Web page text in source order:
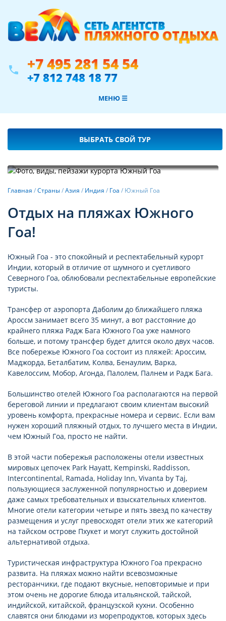
phone +7 495 281 54 54
+7 812 748 18 77
МЕНЮ ☰
ВЫБРАТЬ СВОЙ ТУР
Фотогалерея
Главная /Страны/Азия / Индия / Гоа / Южный Гоа
Отдых на пляжах Южного
Гоа!
Южный Гоа - это спокойный и респектабельный курорт
Индии, который в отличие от шумного и суетливого
Северного Гоа, облюбовали респектабельные европейские
туристы.
Трансфер от аэропорта Даболим до ближайшего пляжа
Ароссм занимает всего 35 минут, а вот расстояние до
крайнего пляжа Радж Бага Южного Гоа уже намного
больше, и потому трансфер будет длится около двух часов.
Все побережье Южного Гоа состоит из пляжей: Ароссим,
Маджорда, Беталбатим, Колва, Бенаулим, Варка,
Кавелоссим, Мобор, Агонда, Палолем, Палнем и Радж Бага.
Большинство отелей Южного Гоа располагаются на первой
береговой линии и предлагают своим клиентам высокий
уровень комфорта, прекрасные номера и сервис. Если вам
нужен хороший пляжный отдых, то лучшего места в Индии,
чем Южный Гоа, просто не найти.
В этой части побережья расположены отели известных
мировых цепочек Park Hayatt, Kempinski, Raddisson,
Intercontinental, Ramada, Holiday Inn, Vivanta by Taj,
пользующиеся заслуженной популярностью и доверием
даже самых требовательных и взыскательных клиентов.
Многие отели категории четыре и пять звезд по качеству
размещения и услуг превосходят отели этих же категорий
на тайском острове Пхукет и могут служить достойной
альтернативой отдыха.
Туристическая инфраструктура Южного Гоа прекрасно
развита. На пляжах можно найти всевозможные
ресторанчики, где подают вкусные, неповторимые и при
этом очень не дорогие блюда итальянской, тайской,
индийской, китайской, французской кухни. Особенно
славятся они блюдами из морепродуктов, которых здесь